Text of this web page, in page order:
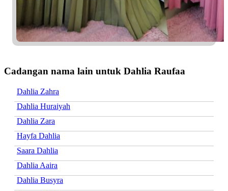
Cadangan nama lain untuk Dahlia Raufaa
Dahlia Zahra
Dahlia Huraiyah
Dahlia Zara
Hayfa Dahlia
Saara Dahlia
Dahlia Aaira
Dahlia Busyra